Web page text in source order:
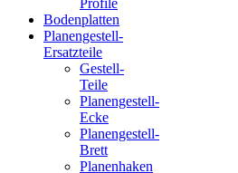
Profile
Bodenplatten
Planengestell-
Ersatzteile
Gestell-
Teile
Planengestell-
Ecke
Planengestell-
Brett
Planenhaken